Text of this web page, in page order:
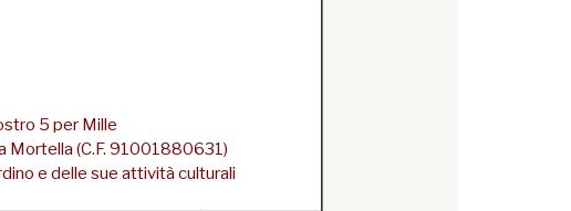
5 per Mille
Mortella (C.F. 91001880631)
e delle sue attività culturali